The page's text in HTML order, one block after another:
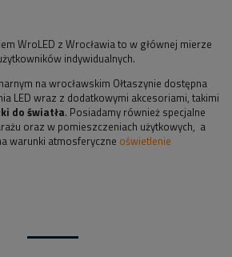
WroLED z Wrocławia to w głównej mierze
indywidualnych.
na wrocławskim Ołtaszynie dostępna
LED wraz z dodatkowymi akcesoriami, takimi
do światła. Posiadamy również specjalne
oraz w pomieszczeniach użytkowych, a
warunki atmosferyczne oświetlenie